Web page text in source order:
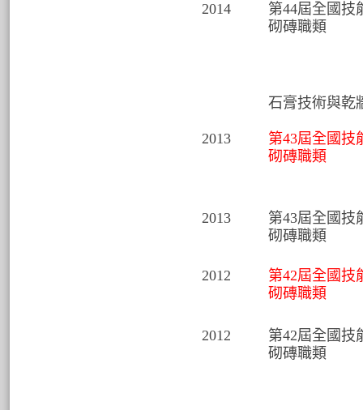
2014
第44屆全國技
砌磚職類
石膏技術與乾
2013
第43屆全國技
砌磚職類
2013
第43屆全國技
砌磚職類
2012
第42屆全國技
砌磚職類
2012
第42屆全國技
砌磚職類